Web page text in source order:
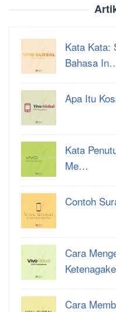
Kata Kata:
Bahasa
Apa Itu
Kata
Me…
Contoh
Cara
Cara